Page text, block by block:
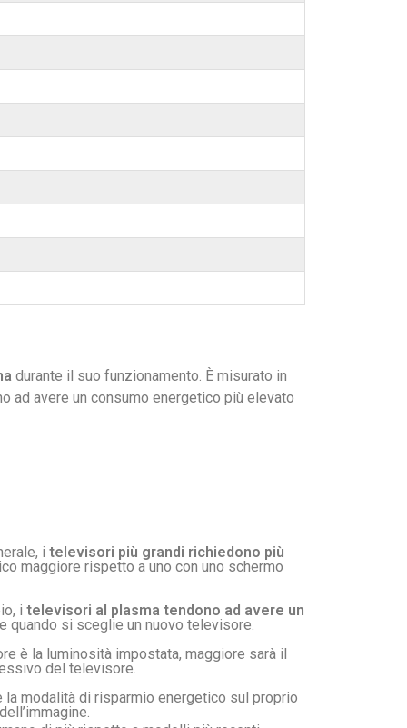
durante il suo funzionamento. È misurato in
ad avere un consumo energetico più elevato
i televisori più grandi richiedono più
maggiore rispetto a uno con uno schermo
i televisori al plasma tendono ad avere un
quando si sceglie un nuovo televisore.
è la luminosità impostata, maggiore sarà il
del televisore.
modalità di risparmio energetico sul proprio